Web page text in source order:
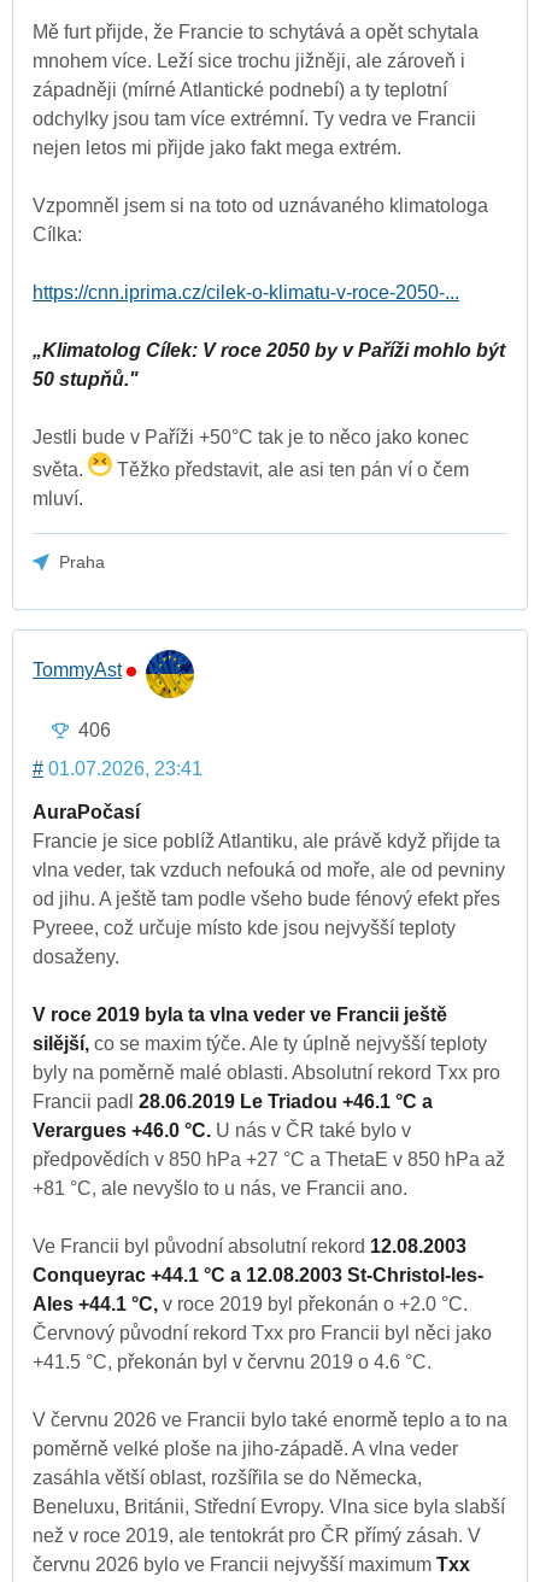
Mě furt přijde, že Francie to schytává a opět schytala
mnohem více. Leží sice trochu jižněji, ale zároveň i
západněji (mírné Atlantické podnebí) a ty teplotní
odchylky jsou tam více extrémní. Ty vedra ve Francii
nejen letos mi přijde jako fakt mega extrém.
Vzpomněl jsem si na toto od uznávaného klimatologa
Cílka:
https://cnn.iprima.cz/cilek-o-klimatu-v-roce-2050-...
„Klimatolog Cílek: V roce 2050 by v Paříži mohlo být
50 stupňů."
Jestli bude v Paříži +50°C tak je to něco jako konec
světa.
Těžko představit, ale asi ten pán ví o čem
mluví.
Praha
TommyAst
406
# 01.07.2026, 23:41
AuraPočasí
Francie je sice poblíž Atlantiku, ale právě když přijde ta
vlna veder, tak vzduch nefouká od moře, ale od pevniny
od jihu. A ještě tam podle všeho bude fénový efekt přes
Pyreee, což určuje místo kde jsou nejvyšší teploty
dosaženy.
V roce 2019 byla ta vlna veder ve Francii ještě
silější, co se maxim týče. Ale ty úplně nejvyšší teploty
byly na poměrně malé oblasti. Absolutní rekord Txx pro
Francii padl 28.06.2019 Le Triadou +46.1 °C a
Verargues +46.0 °C. U nás v ČR také bylo v
předpovědích v 850 hPa +27 °C a ThetaE v 850 hPa až
+81 °C, ale nevyšlo to u nás, ve Francii ano.
Ve Francii byl původní absolutní rekord 12.08.2003
Conqueyrac +44.1 °C a 12.08.2003 St-Christol-les-
Ales +44.1 °C, v roce 2019 byl překonán o +2.0 °C.
Červnový původní rekord Txx pro Francii byl něci jako
+41.5 °C, překonán byl v červnu 2019 o 4.6 °C.
V červnu 2026 ve Francii bylo také enormě teplo a to na
poměrně velké ploše na jiho-západě. A vlna veder
zasáhla větší oblast, rozšířila se do Německa,
Beneluxu, Británii, Střední Evropy. Vlna sice byla slabší
než v roce 2019, ale tentokrát pro ČR přímý zásah. V
červnu 2026 bylo ve Francii nejvyšší maximum Txx